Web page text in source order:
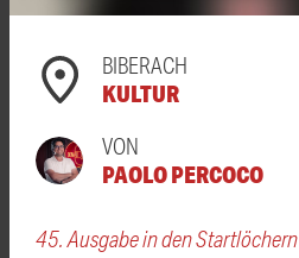
BIBERACH
KULTUR
VON
PAOLO PERCOCO
45. Ausgabe in den Startlöchern